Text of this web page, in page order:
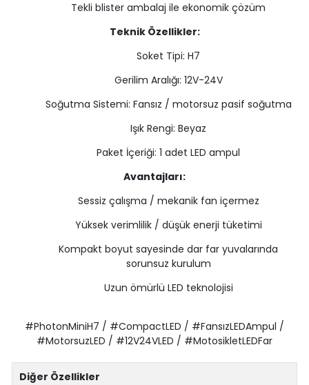
Tekli blister ambalaj ile ekonomik çözüm
Teknik Özellikler:
Soket Tipi: H7
Gerilim Aralığı: 12V-24V
Soğutma Sistemi: Fansız / motorsuz pasif soğutma
Işık Rengi: Beyaz
Paket İçeriği: 1 adet LED ampul
Avantajları:
Sessiz çalışma / mekanik fan içermez
Yüksek verimlilik / düşük enerji tüketimi
Kompakt boyut sayesinde dar far yuvalarında
sorunsuz kurulum
Uzun ömürlü LED teknolojisi
#PhotonMiniH7 / #CompactLED / #FansızLEDAmpul /
#MotorsuzLED / #12V24VLED / #MotosikletLEDFar
Diğer Özellikler